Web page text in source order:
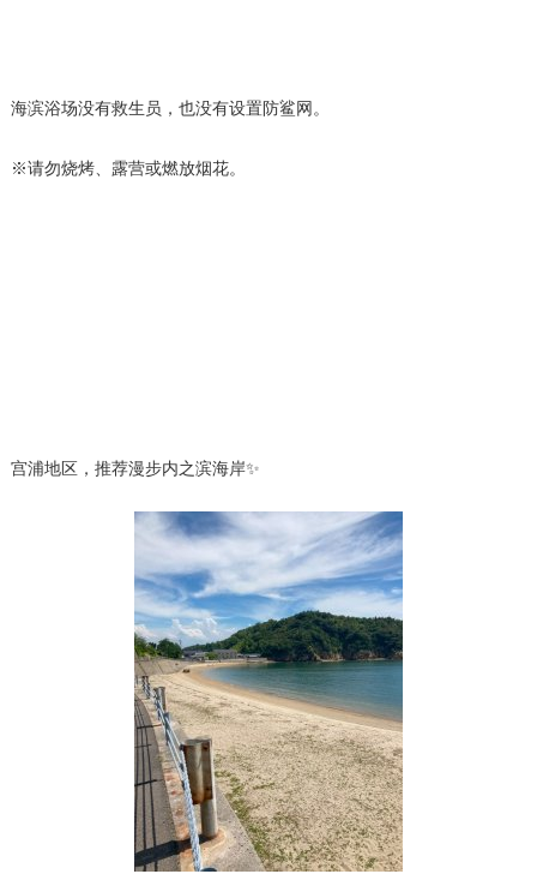
海滨浴场没有救生员，也没有设置防鲨网。
※请勿烧烤、露营或燃放烟花。
宫浦地区，推荐漫步内之滨海岸✨